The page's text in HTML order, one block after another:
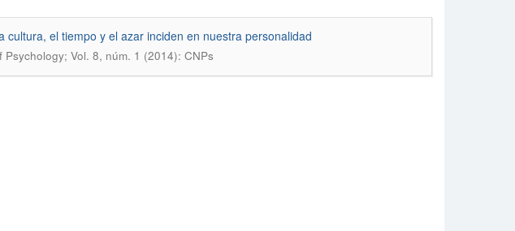
el tiempo y el azar inciden en nuestra personalidad
Vol. 8, núm. 1 (2014): CNPs